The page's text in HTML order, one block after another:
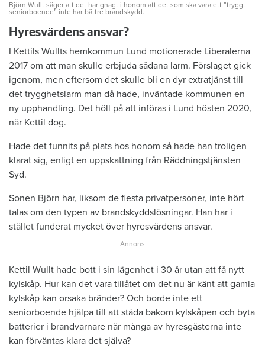
Björn Wullt säger att det har gnagt i honom att det som ska vara ett ”tryggt
seniorboende” inte har bättre brandskydd.
Hyresvärdens ansvar?
I Kettils Wullts hemkommun Lund motionerade Liberalerna
2017 om att man skulle erbjuda sådana larm. Förslaget gick
igenom, men eftersom det skulle bli en dyr extratjänst till
det trygghetslarm man då hade, inväntade kommunen en
ny upphandling. Det höll på att införas i Lund hösten 2020,
när Kettil dog.
Hade det funnits på plats hos honom så hade han troligen
klarat sig, enligt en uppskattning från Räddningstjänsten
Syd.
Sonen Björn har, liksom de flesta privatpersoner, inte hört
talas om den typen av brandskyddslösningar. Han har i
stället funderat mycket över hyresvärdens ansvar.
Kettil Wullt hade bott i sin lägenhet i 30 år utan att få nytt
kylskåp. Hur kan det vara tillåtet om det nu är känt att gamla
kylskåp kan orsaka bränder? Och borde inte ett
seniorboende hjälpa till att städa bakom kylskåpen och byta
batterier i brandvarnare när många av hyresgästerna inte
kan förväntas klara det själva?